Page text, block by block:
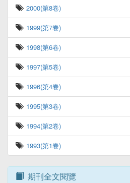
2000(第8卷)
1999(第7卷)
1998(第6卷)
1997(第5卷)
1996(第4卷)
1995(第3卷)
1994(第2卷)
1993(第1卷)
期刊全文閱覽